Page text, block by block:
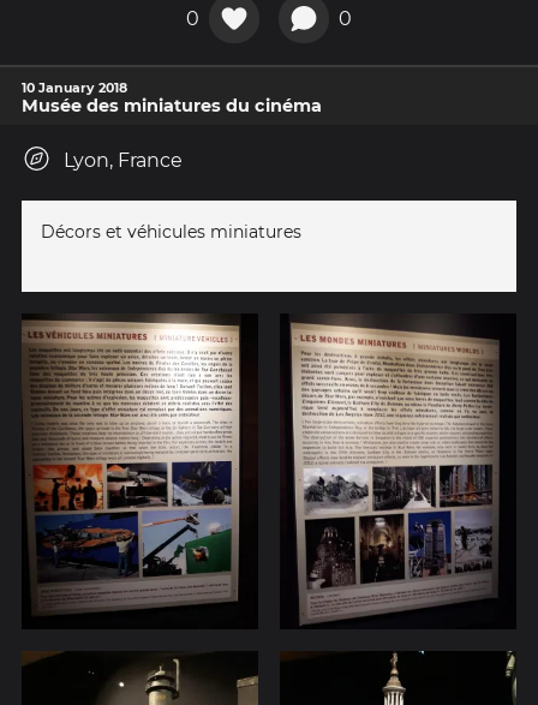
0 0
10 January 2018
Musée des miniatures du cinéma
Lyon, France
Décors et véhicules miniatures